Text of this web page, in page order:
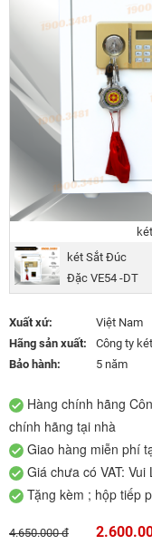
két Sắt Đúc
Đặc VE54 -DT
Xuất xứ:
Việt Nam
Hãng sản xuất:
Công ty
Bảo hành:
5 năm
Hàng chính hãng
chính hãng tại nhà
Giao hàng miễn phí
Giá chưa có VAT:
Tặng kèm ; hộp tiếp
4.650.000 đ